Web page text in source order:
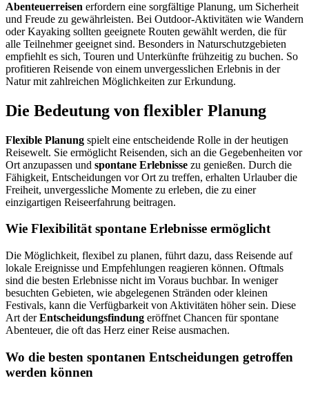
Abenteuerreisen erfordern eine sorgfältige Planung, um Sicherheit
und Freude zu gewährleisten. Bei Outdoor-Aktivitäten wie Wandern
oder Kayaking sollten geeignete Routen gewählt werden, die für
alle Teilnehmer geeignet sind. Besonders in Naturschutzgebieten
empfiehlt es sich, Touren und Unterkünfte frühzeitig zu buchen. So
profitieren Reisende von einem unvergesslichen Erlebnis in der
Natur mit zahlreichen Möglichkeiten zur Erkundung.
Die Bedeutung von flexibler Planung
Flexible Planung spielt eine entscheidende Rolle in der heutigen
Reisewelt. Sie ermöglicht Reisenden, sich an die Gegebenheiten vor
Ort anzupassen und spontane Erlebnisse zu genießen. Durch die
Fähigkeit, Entscheidungen vor Ort zu treffen, erhalten Urlauber die
Freiheit, unvergessliche Momente zu erleben, die zu einer
einzigartigen Reiseerfahrung beitragen.
Wie Flexibilität spontane Erlebnisse ermöglicht
Die Möglichkeit, flexibel zu planen, führt dazu, dass Reisende auf
lokale Ereignisse und Empfehlungen reagieren können. Oftmals
sind die besten Erlebnisse nicht im Voraus buchbar. In weniger
besuchten Gebieten, wie abgelegenen Stränden oder kleinen
Festivals, kann die Verfügbarkeit von Aktivitäten höher sein. Diese
Art derEntscheidungsfindung eröffnet Chancen für spontane
Abenteuer, die oft das Herz einer Reise ausmachen.
Wo die besten spontanen Entscheidungen getroffen
werden können